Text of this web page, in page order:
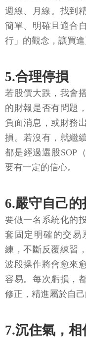
週線、月線。找到
簡單、明確且適合
行」的觀念，讓買進
5.合理停損
若股價大跌，我會
的財報是否有問題
負面消息，或財務
損。若沒有，就繼
都是經過選股SOP
要有一定的信心。
6.嚴守自己
要做一名系統化的
套固定明確的交易
練，不斷反覆練習
波段操作將會愈來
容易。每次虧損，
修正，精進屬於自己
7.沉住氣，